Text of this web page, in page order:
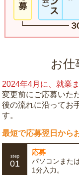
お仕
2024年4月に、就業
変更前にご応募いた
後の流れに沿ってお
す。
最短で応募翌日から
step
01
応募
パソコンまた
1分入力。